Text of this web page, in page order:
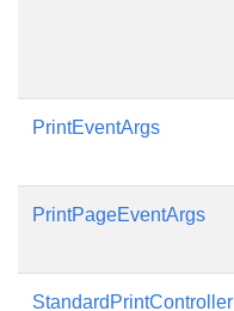
PrintEventArgs
PrintPageEventArgs
StandardPrintController